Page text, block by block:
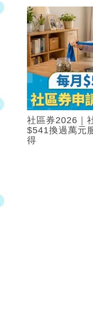
社區券2026｜
$541換過萬元
得